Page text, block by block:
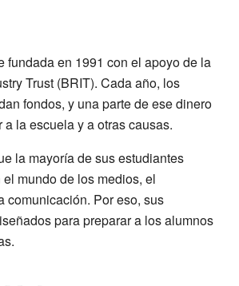
fundada en 1991 con el apoyo de la
Trust (BRIT). Cada año, los
fondos, y una parte de ese dinero
la escuela y a otras causas.
la mayoría de sus estudiantes
mundo de los medios, el
comunicación. Por eso, sus
para preparar a los alumnos